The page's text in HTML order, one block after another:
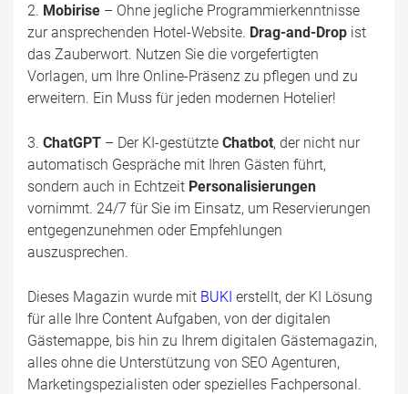
2. Mobirise – Ohne jegliche Programmierkenntnisse
zur ansprechenden Hotel-Website. Drag-and-Drop ist
das Zauberwort. Nutzen Sie die vorgefertigten
Vorlagen, um Ihre Online-Präsenz zu pflegen und zu
erweitern. Ein Muss für jeden modernen Hotelier!
3. ChatGPT – Der KI-gestützte Chatbot, der nicht nur
automatisch Gespräche mit Ihren Gästen führt,
sondern auch in Echtzeit Personalisierungen
vornimmt. 24/7 für Sie im Einsatz, um Reservierungen
entgegenzunehmen oder Empfehlungen
auszusprechen.
Dieses Magazin wurde mit BUKI erstellt, der KI Lösung
für alle Ihre Content Aufgaben, von der digitalen
Gästemappe, bis hin zu Ihrem digitalen Gästemagazin,
alles ohne die Unterstützung von SEO Agenturen,
Marketingspezialisten oder spezielles Fachpersonal.